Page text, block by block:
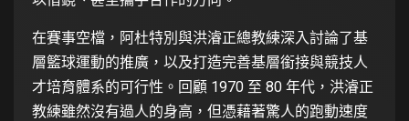
在賽事空檔，阿杜特別與洪濬正總教練深入討論了基
層籃球運動的推廣，以及打造完善基層銜接與競技人
才培育體系的可行性。回顧 1970 至 80 年代，洪濬正
教練雖然沒有過人的身高，但憑藉著驚人的跑動速度